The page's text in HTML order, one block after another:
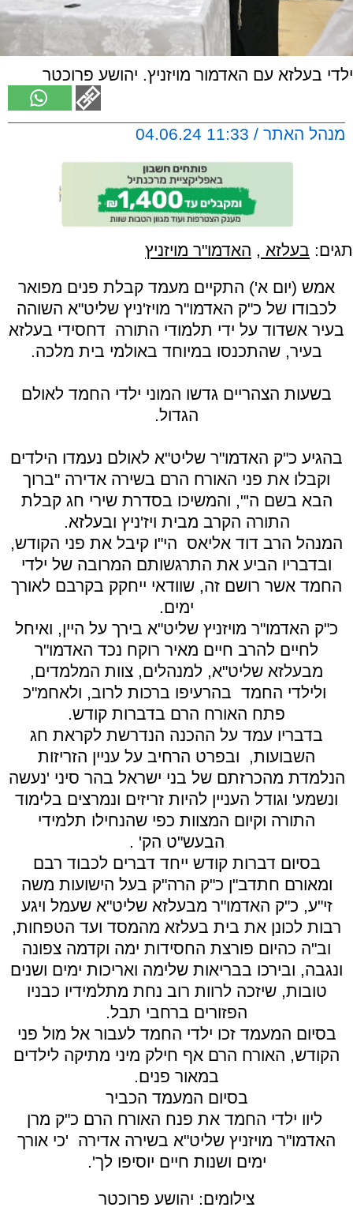
ילדי בעלזא עם האדמור מויזניץ. יהושע פרוכטר
מנהל האתר / 11:33 04.06.24
תגים: בעלזא , האדמו"ר מויזניץ
אמש (יום א') התקיים מעמד קבלת פנים מפואר
לכבודו של כ"ק האדמו"ר מויז'ניץ שליט"א השוהה
בעיר אשדוד על ידי תלמודי התורה דחסידי בעלזא
בעיר, שהתכנסו במיוחד באולמי בית מלכה.
בשעות הצהריים גדשו המוני ילדי החמד לאולם
הגדול.
בהגיע כ"ק האדמו"ר שליט"א לאולם נעמדו הילדים
וקבלו את פני האורח הרם בשירה אדירה "ברוך
הבא בשם ה'", והמשיכו בסדרת שירי חג קבלת
התורה הקרב מבית ויז'ניץ ובעלזא.
המנהל הרב דוד אליאס הי"ו קיבל את פני הקודש,
ובדבריו הביע את התרגשותם המרובה של ילדי
החמד אשר רושם זה, שוודאי ייחקק בקרבם לאורך
ימים.
כ"ק האדמו"ר מויזניץ שליט"א בירך על היין, ואיחל
לחיים להרב חיים מאיר רוקח נכד האדמו"ר
מבעלזא שליט"א, למנהלים, צוות המלמדים,
ולילדי החמד בהרעיפו ברכות לרוב, ולאחמ"כ
פתח האורח הרם בדברות קודש.
בדבריו עמד על ההכנה הנדרשת לקראת חג
השבועות, ובפרט הרחיב על עניין הזריזות
הנלמדת מהכרזתם של בני ישראל בהר סיני 'נעשה
ונשמע' וגודל העניין להיות זריזים ונמרצים בלימוד
התורה וקיום המצוות כפי שהנחילו תלמידי
הבעש"ט הק' .
בסיום דברות קודש ייחד דברים לכבוד רבם
ומאורם חתדב"ן כ"ק הרה"ק בעל הישועות משה
זי"ע, כ"ק האדמו"ר מבעלזא שליט"א שעמל ויגע
רבות לכונן את בית בעלזא מהמסד ועד הטפחות,
וב"ה כהיום פורצת החסידות ימה וקדמה צפונה
ונגבה, ובירכו בבריאות שלימה ואריכות ימים ושנים
טובות, שיזכה לרוות רוב נחת מתלמידיו כבניו
הפזורים ברחבי תבל.
בסיום המעמד זכו ילדי החמד לעבור אל מול פני
הקודש, האורח הרם אף חילק מיני מתיקה לילדים
במאור פנים.
בסיום המעמד הכביר
ליוו ילדי החמד את פנח האורח הרם כ"ק מרן
האדמו"ר מויזניץ שליט"א בשירה אדירה 'כי אורך
ימים ושנות חיים יוסיפו לך'.
צילומים: יהושע פרוכטר